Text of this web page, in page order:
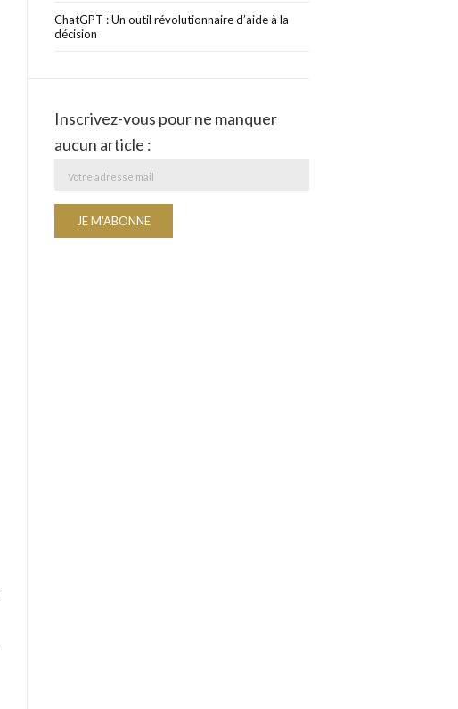
ChatGPT : Un outil révolutionnaire d’aide à la
décision
Inscrivez-vous pour ne manquer
aucun article :